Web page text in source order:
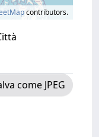
contributors.
come JPEG